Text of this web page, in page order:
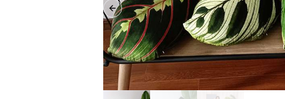
Previous slide